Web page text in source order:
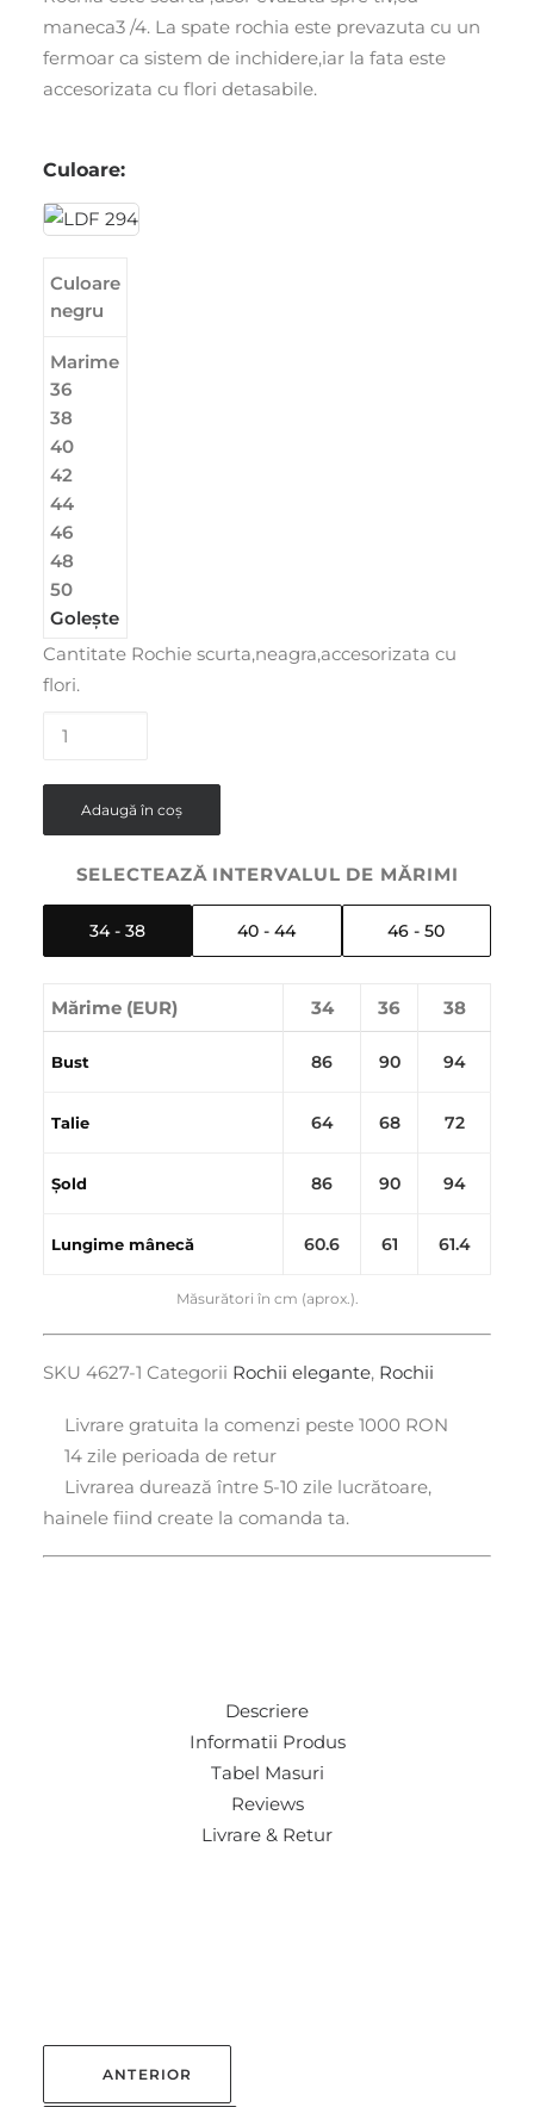
maneca3 /4. La spate rochia este prevazuta cu un
fermoar ca sistem de inchidere,iar la fata este
accesorizata cu flori detasabile.
Culoare:
Culoare
negru
Marime
36
38
40
42
44
46
48
50
Golește
Cantitate Rochie scurta,neagra,accesorizata cu
flori.
Adaugă în coș
SELECTEAZĂ INTERVALUL DE MĂRIMI
34 - 38 40 - 44 46 - 50
Mărime (EUR) 34 36 38
Bust 86 90 94
Talie 64 68 72
Șold 86 90 94
Lungime mânecă 60.6 61 61.4
Măsurători în cm (aprox.).
SKU 4627-1 Categorii Rochii elegante, Rochii
Livrare gratuita la comenzi peste 1000 RON
14 zile perioada de retur
Livrarea durează între 5-10 zile lucrătoare,
hainele fiind create la comanda ta.
Descriere
Informatii Produs
Tabel Masuri
Reviews
Livrare & Retur
ANTERIOR